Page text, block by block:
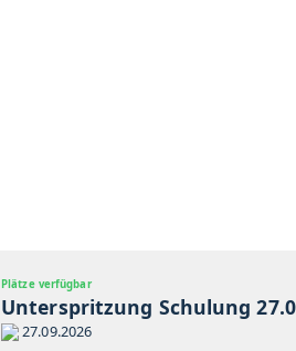
Plätze verfügbar
Unterspritzung Schulung
27.09.2026